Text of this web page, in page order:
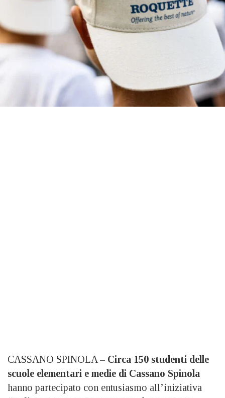
CASSANO SPINOLA – Circa 150 studenti delle
scuole elementari e medie di Cassano Spinola
hanno partecipato con entusiasmo all’iniziativa